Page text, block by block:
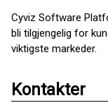
Cyviz Software
bli tilgjengelig for
viktigste markeder.
Kontakter